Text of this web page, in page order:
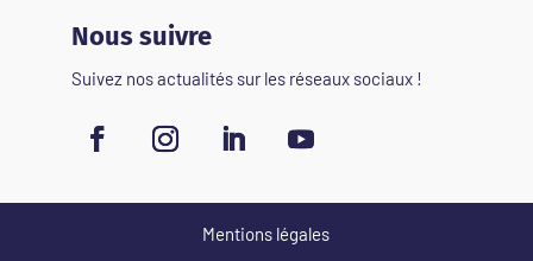
Nous suivre
Suivez nos actualités sur les réseaux sociaux !
Mentions légales